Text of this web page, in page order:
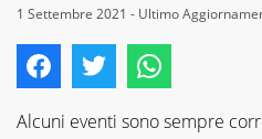
1 Settembre 2021 - Ultimo
Alcuni eventi sono sempre